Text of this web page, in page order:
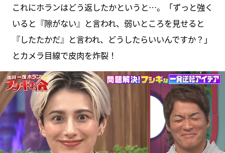
これにホランはどう返したかというと…。「ずっと強く
いると『隙がない』と言われ、弱いところを見せると
『したたかだ』と言われ、どうしたらいいんですか？」
とカメラ目線で皮肉を炸裂！